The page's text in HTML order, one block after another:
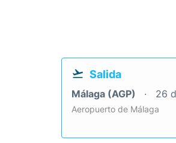
Salida
Málaga (AGP) 26
Aeropuerto de Málaga